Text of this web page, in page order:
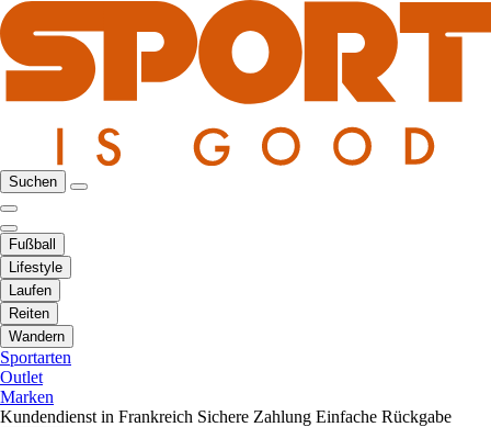
Suchen
Fußball
Lifestyle
Laufen
Reiten
Wandern
Sportarten
Outlet
Marken
Kundendienst in Frankreich Sichere Zahlung Einfache Rückgabe